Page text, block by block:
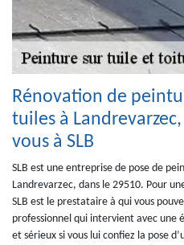
Rénovation de
tuiles à
vous à SLB
SLB est une entreprise de pose de
Landrevarzec, dans le 29510. Pour
SLB est le prestataire à qui vous
professionnel qui intervient avec une
et sérieux si vous lui confiez la pose